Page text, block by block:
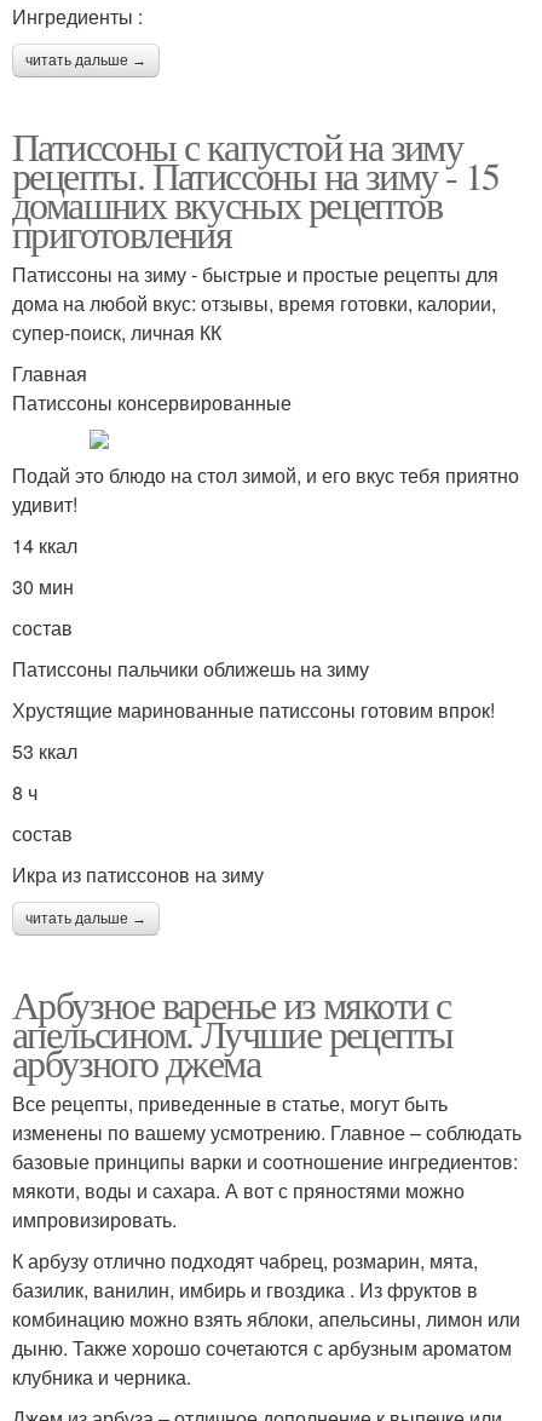
Ингредиенты :
читать дальше →
Патиссоны с капустой на зиму
рецепты. Патиссоны на зиму - 15
домашних вкусных рецептов
приготовления
Патиссоны на зиму - быстрые и простые рецепты для
дома на любой вкус: отзывы, время готовки, калории,
супер-поиск, личная КК
Главная
Патиссоны консервированные
Подай это блюдо на стол зимой, и его вкус тебя приятно
удивит!
14 ккал
30 мин
состав
Патиссоны пальчики оближешь на зиму
Хрустящие маринованные патиссоны готовим впрок!
53 ккал
8 ч
состав
Икра из патиссонов на зиму
читать дальше →
Арбузное варенье из мякоти с
апельсином. Лучшие рецепты
арбузного джема
Все рецепты, приведенные в статье, могут быть
изменены по вашему усмотрению. Главное – соблюдать
базовые принципы варки и соотношение ингредиентов:
мякоти, воды и сахара. А вот с пряностями можно
импровизировать.
К арбузу отлично подходят чабрец, розмарин, мята,
базилик, ванилин, имбирь и гвоздика . Из фруктов в
комбинацию можно взять яблоки, апельсины, лимон или
дыню. Также хорошо сочетаются с арбузным ароматом
клубника и черника.